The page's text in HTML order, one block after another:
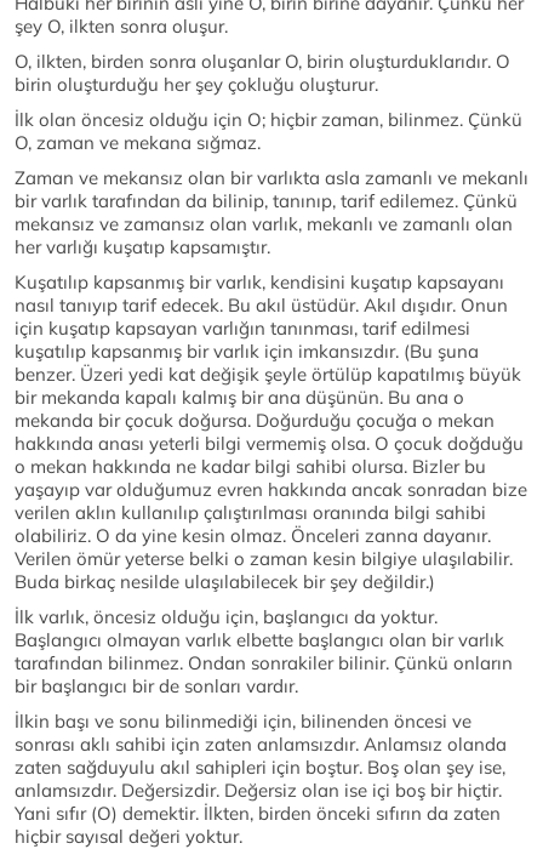
şey O, ilkten sonra oluşur.
O, ilkten, birden sonra oluşanlar O, birin oluşturduklarıdır. O
birin oluşturduğu her şey çokluğu oluşturur.
İlk olan öncesiz olduğu için O; hiçbir zaman, bilinmez. Çünkü
O, zaman ve mekana sığmaz.
Zaman ve mekansız olan bir varlıkta asla zamanlı ve mekanlı
bir varlık tarafından da bilinip, tanınıp, tarif edilemez. Çünkü
mekansız ve zamansız olan varlık, mekanlı ve zamanlı olan
her varlığı kuşatıp kapsamıştır.
Kuşatılıp kapsanmış bir varlık, kendisini kuşatıp kapsayanı
nasıl tanıyıp tarif edecek. Bu akıl üstüdür. Akıl dışıdır. Onun
için kuşatıp kapsayan varlığın tanınması, tarif edilmesi
kuşatılıp kapsanmış bir varlık için imkansızdır. (Bu şuna
benzer. Üzeri yedi kat değişik şeyle örtülüp kapatılmış büyük
bir mekanda kapalı kalmış bir ana düşünün. Bu ana o
mekanda bir çocuk doğursa. Doğurduğu çocuğa o mekan
hakkında anası yeterli bilgi vermemiş olsa. O çocuk doğduğu
o mekan hakkında ne kadar bilgi sahibi olursa. Bizler bu
yaşayıp var olduğumuz evren hakkında ancak sonradan bize
verilen aklın kullanılıp çalıştırılması oranında bilgi sahibi
olabiliriz. O da yine kesin olmaz. Önceleri zanna dayanır.
Verilen ömür yeterse belki o zaman kesin bilgiye ulaşılabilir.
Buda birkaç nesilde ulaşılabilecek bir şey değildir.)
İlk varlık, öncesiz olduğu için, başlangıcı da yoktur.
Başlangıcı olmayan varlık elbette başlangıcı olan bir varlık
tarafından bilinmez. Ondan sonrakiler bilinir. Çünkü onların
bir başlangıcı bir de sonları vardır.
İlkin başı ve sonu bilinmediği için, bilinenden öncesi ve
sonrası aklı sahibi için zaten anlamsızdır. Anlamsız olanda
zaten sağduyulu akıl sahipleri için boştur. Boş olan şey ise,
anlamsızdır. Değersizdir. Değersiz olan ise içi boş bir hiçtir.
Yani sıfır (O) demektir. İlkten, birden önceki sıfırın da zaten
hiçbir sayısal değeri yoktur.